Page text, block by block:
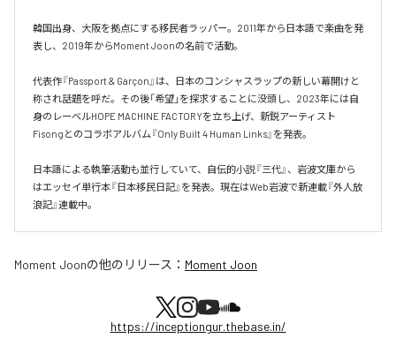
韓国出身、大阪を拠点にする移民者ラッパー。2011年から日本語で楽曲を発
表し、2019年からMoment Joonの名前で活動。
代表作『Passport & Garçon』は、日本のコンシャスラップの新しい幕開けと
称され話題を呼だ。その後「希望」を探求することに没頭し、2023年には自
身のレーベルHOPE MACHINE FACTORYを立ち上げ、新鋭アーティスト
Fisongとのコラボアルバム『Only Built 4 Human Links』を発表。
日本語による執筆活動も並行していて、自伝的小説『三代』、岩波文庫から
はエッセイ単行本『日本移民日記』を発表。現在はWeb岩波で新連載『外人放
浪記』連載中。
Moment Joonの他のリリース： Moment Joon
https://inceptiongur.thebase.in/